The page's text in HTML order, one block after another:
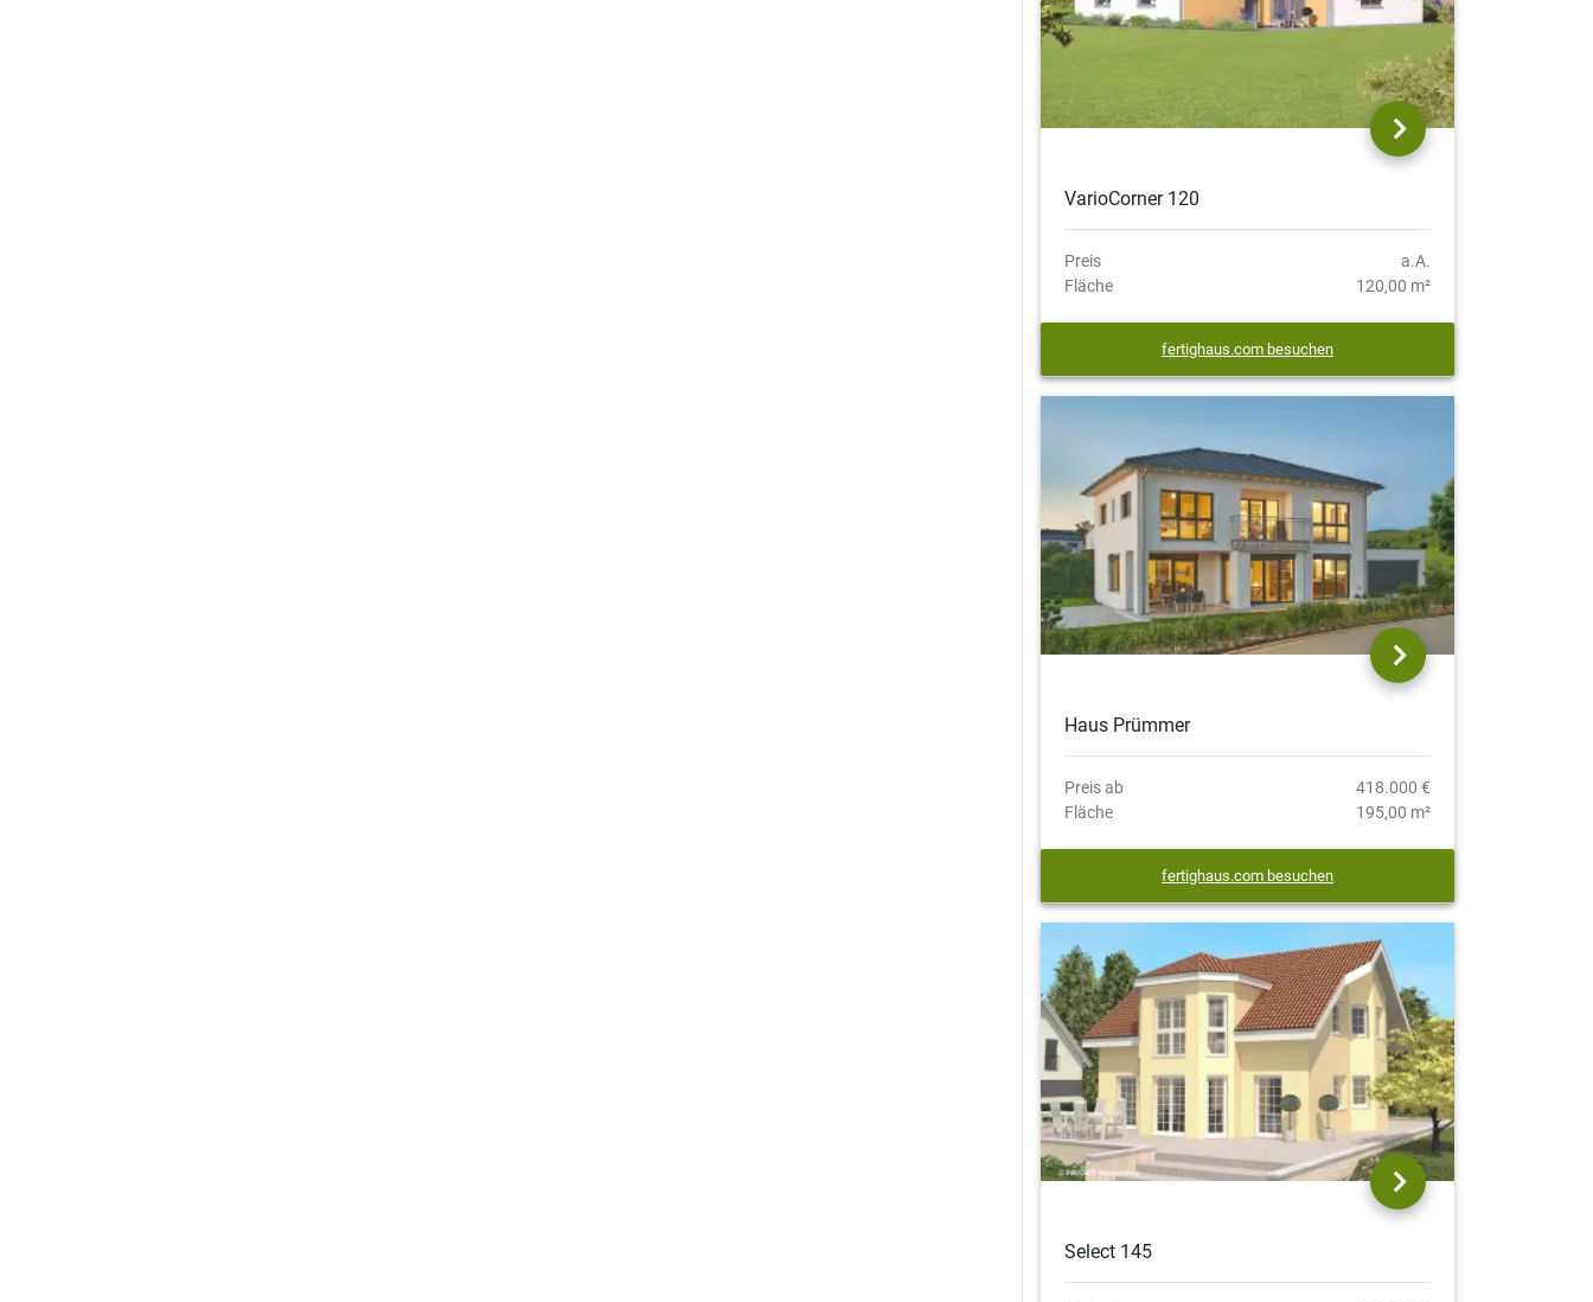
VarioCorner 120
Preis
a.A.
Fläche
120,00 m²
fertighaus.com besuchen
Haus Prümmer
Preis ab
418.000 €
Fläche
195,00 m²
fertighaus.com besuchen
Select 145